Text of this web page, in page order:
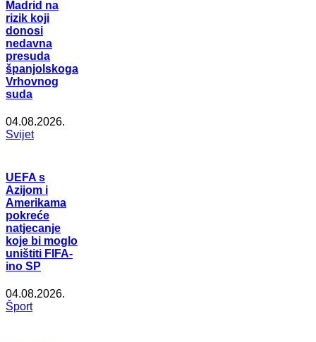
Madrid na
rizik koji
donosi
nedavna
presuda
španjolskoga
Vrhovnog
suda
04.08.2026.
Svijet
UEFA s
Azijom i
Amerikama
pokreće
natjecanje
koje bi moglo
uništiti FIFA-
ino SP
04.08.2026.
Šport